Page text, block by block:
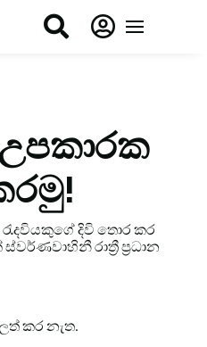
 
දිවි තොර කර
රාත්‍රී ප්‍රධාන
කර නැත.